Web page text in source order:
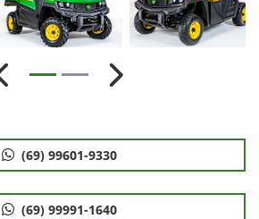
Anterior Próximo
(69) 99601-9330
(69) 99991-1640